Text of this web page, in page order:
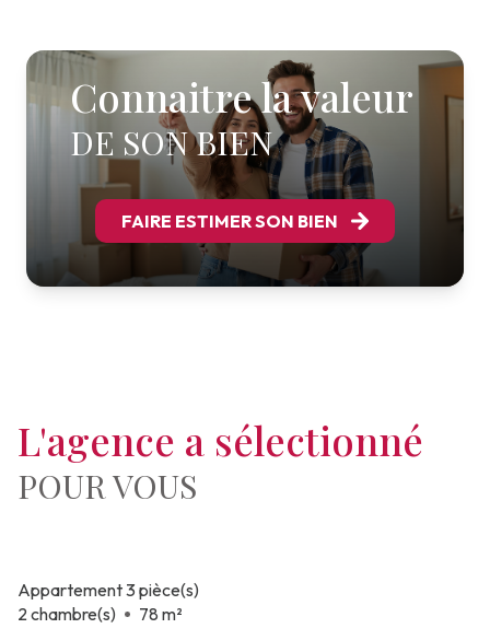
Connaitre la valeur
DE SON BIEN
FAIRE ESTIMER SON BIEN
L'agence a sélectionné
POUR VOUS
Appartement 3 pièce(s)
2 chambre(s)
78 m²